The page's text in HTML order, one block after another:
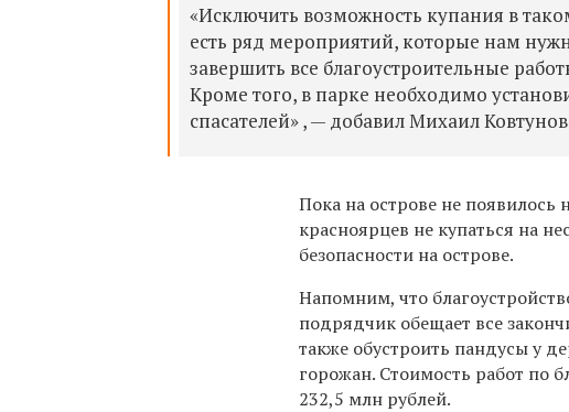
«Исключить возможность купания в
есть ряд мероприятий, которые нам
завершить все благоустроительные
Кроме того, в парке необходимо
спасателей» , — добавил Михаил
Пока на острове не появилось
красноярцев не купаться на
безопасности на острове.
Напомним, что
подрядчик обещает все
также обустроить пандусы у
горожан. Стоимость работ по
232,5 млн рублей.